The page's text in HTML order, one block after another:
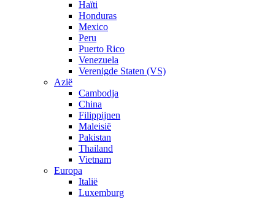
Haïti
Honduras
Mexico
Peru
Puerto Rico
Venezuela
Verenigde Staten (VS)
Azië
Cambodja
China
Filippijnen
Maleisië
Pakistan
Thailand
Vietnam
Europa
Italië
Luxemburg